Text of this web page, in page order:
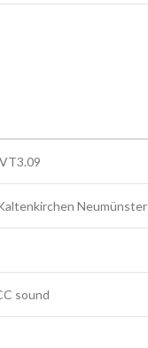
Neumünster
sound